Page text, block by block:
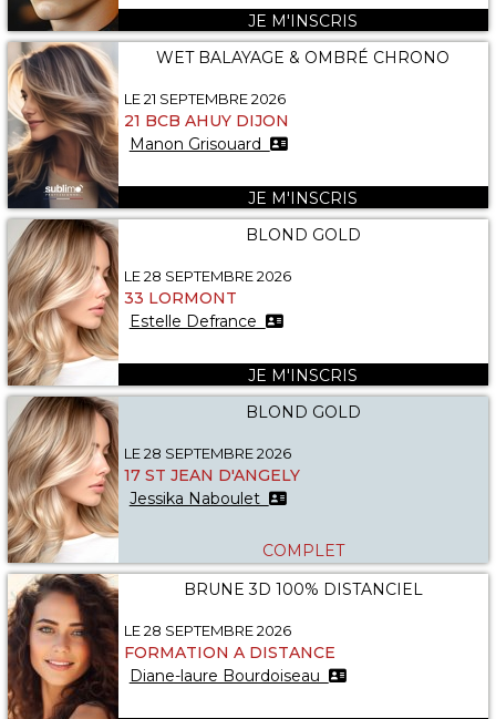
JE M'INSCRIS
WET BALAYAGE & OMBRÉ CHRONO
LE 21 SEPTEMBRE 2026
21 BCB AHUY DIJON
Manon Grisouard
JE M'INSCRIS
BLOND GOLD
LE 28 SEPTEMBRE 2026
33 LORMONT
Estelle Defrance
JE M'INSCRIS
BLOND GOLD
LE 28 SEPTEMBRE 2026
17 ST JEAN D'ANGELY
Jessika Naboulet
COMPLET
BRUNE 3D 100% DISTANCIEL
LE 28 SEPTEMBRE 2026
FORMATION A DISTANCE
Diane-laure Bourdoiseau